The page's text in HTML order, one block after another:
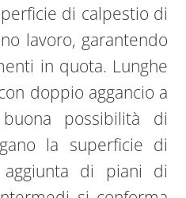
di calpestio di
lavoro, garantendo
in quota. Lunghe
doppio aggancio a
possibilità di
la superficie di
aggiunta di piani di